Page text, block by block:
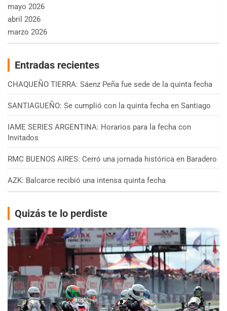
mayo 2026
abril 2026
marzo 2026
Entradas recientes
CHAQUEÑO TIERRA: Sáenz Peña fue sede de la quinta fecha
SANTIAGUEÑO: Se cumplió con la quinta fecha en Santiago
IAME SERIES ARGENTINA: Horarios para la fecha con
Invitados
RMC BUENOS AIRES: Cerró una jornada histórica en Baradero
AZK: Balcarce recibió una intensa quinta fecha
Quizás te lo perdiste